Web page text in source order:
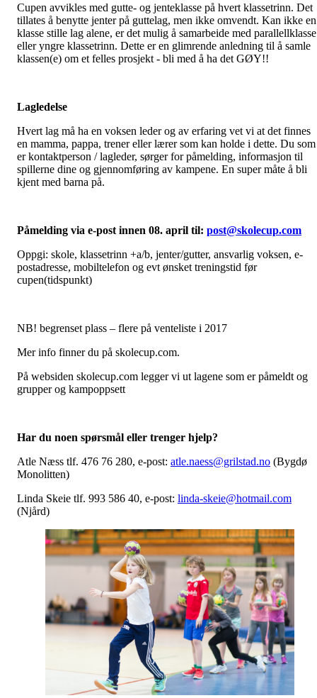
Cupen avvikles med gutte- og jenteklasse på hvert klassetrinn. Det
tillates å benytte jenter på guttelag, men ikke omvendt. Kan ikke en
klasse stille lag alene, er det mulig å samarbeide med parallellklasse
eller yngre klassetrinn. Dette er en glimrende anledning til å samle
klassen(e) om et felles prosjekt - bli med å ha det GØY!!
Lagledelse
Hvert lag må ha en voksen leder og av erfaring vet vi at det finnes
en mamma, pappa, trener eller lærer som kan holde i dette. Du som
er kontaktperson / lagleder, sørger for påmelding, informasjon til
spillerne dine og gjennomføring av kampene. En super måte å bli
kjent med barna på.
Påmelding via e-post innen 08. april til: post@skolecup.com
Oppgi: skole, klassetrinn +a/b, jenter/gutter, ansvarlig voksen, e-
postadresse, mobiltelefon og evt ønsket treningstid før
cupen(tidspunkt)
NB! begrenset plass – flere på venteliste i 2017
Mer info finner du på skolecup.com.
På websiden skolecup.com legger vi ut lagene som er påmeldt og
grupper og kampoppsett
Har du noen spørsmål eller trenger hjelp?
Atle Næss tlf. 476 76 280, e-post: atle.naess@grilstad.no (Bygdø
Monolitten)
Linda Skeie tlf. 993 586 40, e-post: linda-skeie@hotmail.com
(Njård)